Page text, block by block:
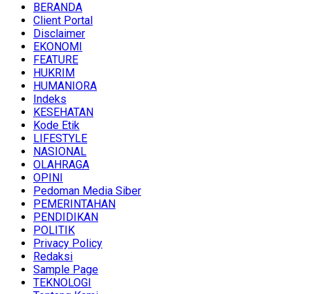
BERANDA
Client Portal
Disclaimer
EKONOMI
FEATURE
HUKRIM
HUMANIORA
Indeks
KESEHATAN
Kode Etik
LIFESTYLE
NASIONAL
OLAHRAGA
OPINI
Pedoman Media Siber
PEMERINTAHAN
PENDIDIKAN
POLITIK
Privacy Policy
Redaksi
Sample Page
TEKNOLOGI